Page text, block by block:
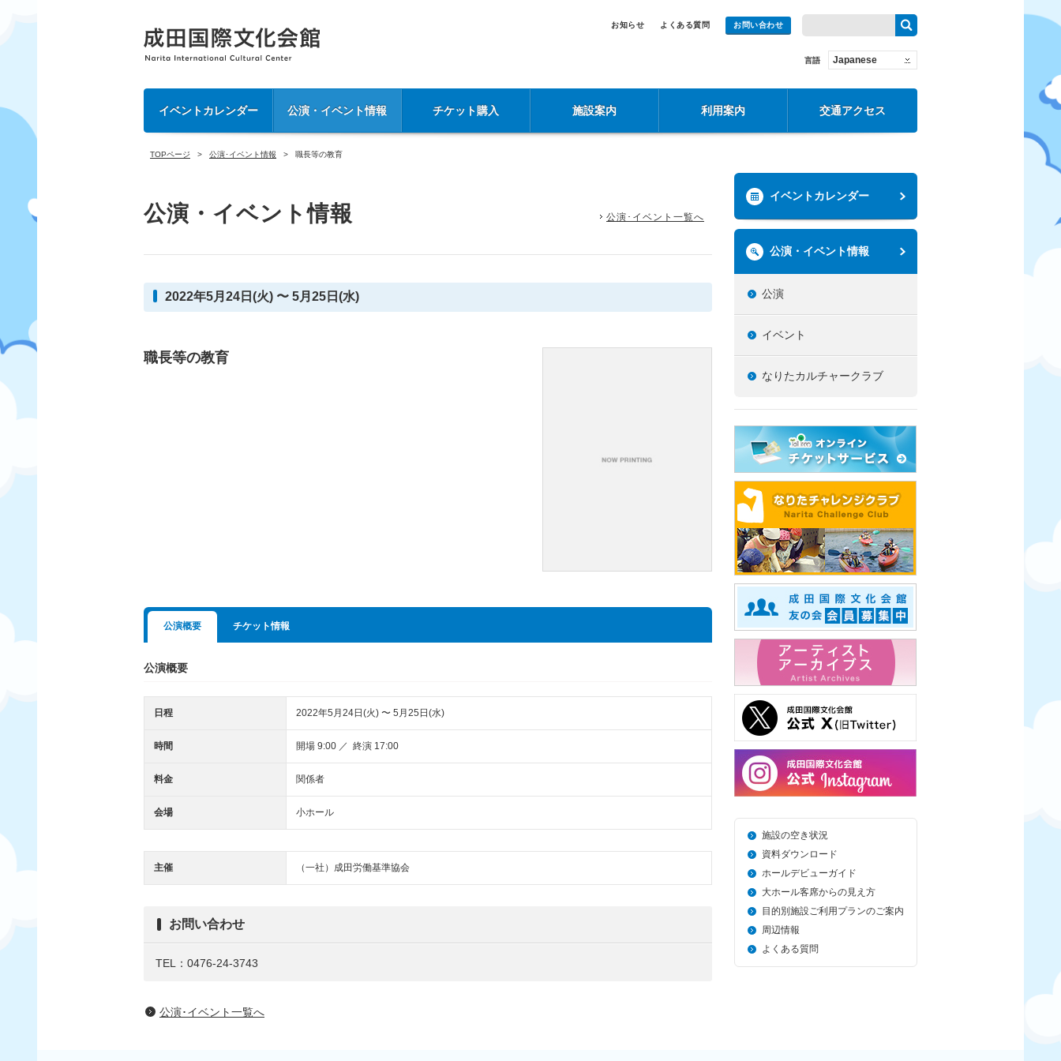
お知らせ よくある質問 お問い合わせ
言語 Japanese
イベントカレンダー 公演・イベント情報 チケット購入 施設案内 利用案内 交通アクセス
TOPページ 公演･イベント情報 職長等の教育
公演・イベント情報 公演･イベント一覧へ
2022年5月24日(火) 〜 5月25日(水)
職長等の教育
公演概要 チケット情報
公演概要
日程 2022年5月24日(火) 〜 5月25日(水)
時間 開場 9:00 ／ 終演 17:00
料金 関係者
会場 小ホール
主催 （一社）成田労働基準協会
お問い合わせ
TEL：0476-24-3743
公演･イベント一覧へ
イベントカレンダー
公演・イベント情報
公演
イベント
なりたカルチャークラブ
施設の空き状況
資料ダウンロード
ホールデビューガイド
大ホール客席からの見え方
目的別施設ご利用プランのご案内
周辺情報
よくある質問